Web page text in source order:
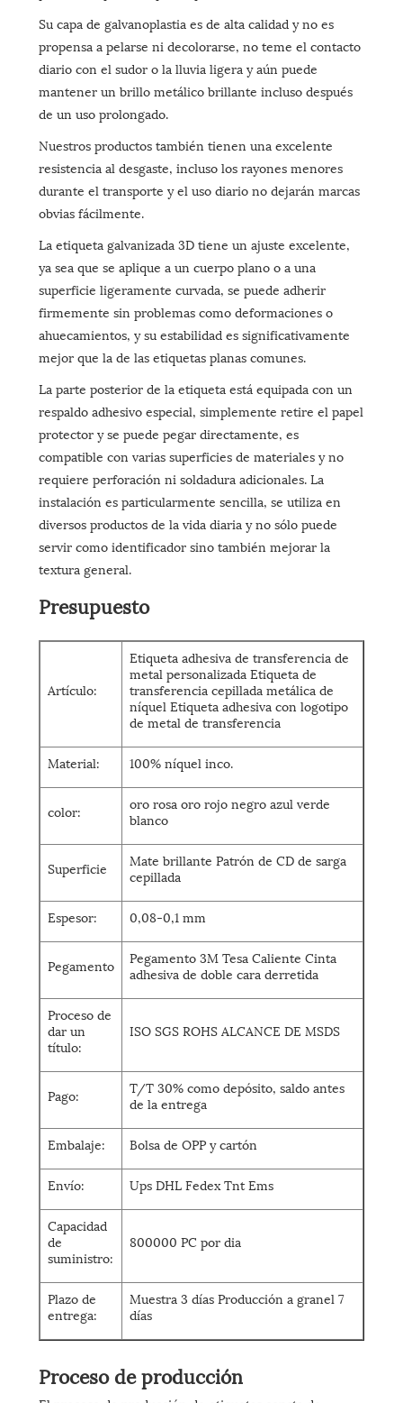
Su capa de galvanoplastia es de alta calidad y no es
propensa a pelarse ni decolorarse, no teme el contacto
diario con el sudor o la lluvia ligera y aún puede
mantener un brillo metálico brillante incluso después
de un uso prolongado.
Nuestros productos también tienen una excelente
resistencia al desgaste, incluso los rayones menores
durante el transporte y el uso diario no dejarán marcas
obvias fácilmente.
La etiqueta galvanizada 3D tiene un ajuste excelente,
ya sea que se aplique a un cuerpo plano o a una
superficie ligeramente curvada, se puede adherir
firmemente sin problemas como deformaciones o
ahuecamientos, y su estabilidad es significativamente
mejor que la de las etiquetas planas comunes.
La parte posterior de la etiqueta está equipada con un
respaldo adhesivo especial, simplemente retire el papel
protector y se puede pegar directamente, es
compatible con varias superficies de materiales y no
requiere perforación ni soldadura adicionales. La
instalación es particularmente sencilla, se utiliza en
diversos productos de la vida diaria y no sólo puede
servir como identificador sino también mejorar la
textura general.
Presupuesto
Artículo:
Etiqueta adhesiva de transferencia de
metal personalizada Etiqueta de
transferencia cepillada metálica de
níquel Etiqueta adhesiva con logotipo
de metal de transferencia
Material: 100% níquel inco.
color:
oro rosa oro rojo negro azul verde
blanco
Superficie
Mate brillante Patrón de CD de sarga
cepillada
Espesor: 0,08-0,1 mm
Pegamento
Pegamento 3M Tesa Caliente Cinta
adhesiva de doble cara derretida
Proceso de
dar un
título:
ISO SGS ROHS ALCANCE DE MSDS
Pago:
T/T 30% como depósito, saldo antes
de la entrega
Embalaje: Bolsa de OPP y cartón
Envío: Ups DHL Fedex Tnt Ems
Capacidad
de
suministro:
800000 PC por dia
Plazo de
entrega:
Muestra 3 días Producción a granel 7
días
Proceso de producción